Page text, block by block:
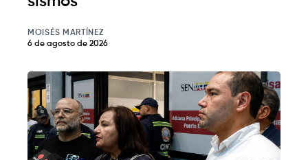
MOISÉS MARTÍNEZ
6 de agosto de 2026